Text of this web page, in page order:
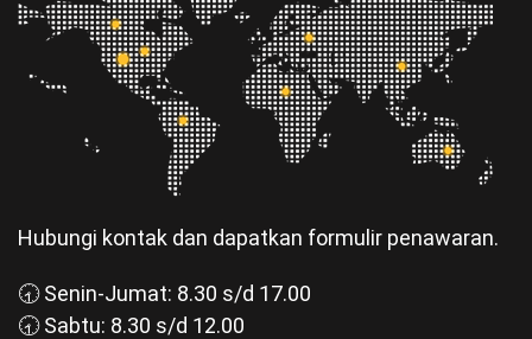
Hubungi kontak dan dapatkan formulir penawaran.
🕣 Senin-Jumat: 8.30 s/d 17.00
🕣 Sabtu: 8.30 s/d 12.00